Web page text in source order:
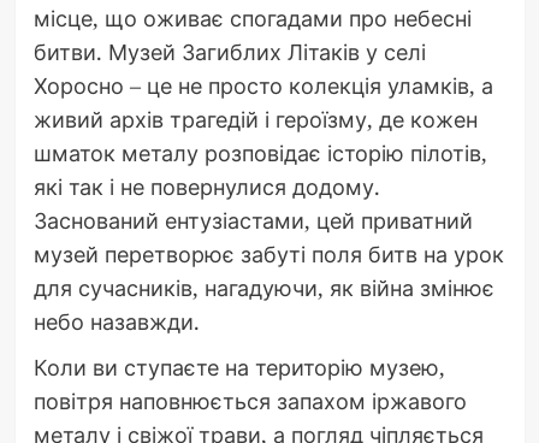
місце, що оживає спогадами про небесні
битви. Музей Загиблих Літаків у селі
Хоросно – це не просто колекція уламків, а
живий архів трагедій і героїзму, де кожен
шматок металу розповідає історію пілотів,
які так і не повернулися додому.
Заснований ентузіастами, цей приватний
музей перетворює забуті поля битв на урок
для сучасників, нагадуючи, як війна змінює
небо назавжди.
Коли ви ступаєте на територію музею,
повітря наповнюється запахом іржавого
металу і свіжої трави, а погляд чіпляється